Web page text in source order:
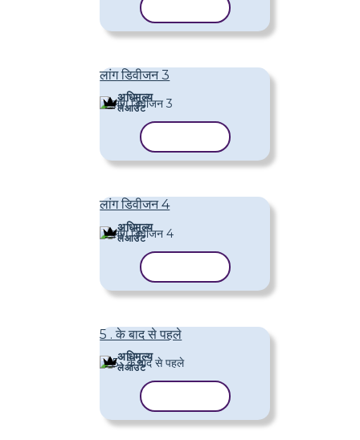
लांग डिवीजन 3
अधिमूल्य
लेआउट
लांग डिवीजन 4
अधिमूल्य
लेआउट
5 . के बाद से पहले
अधिमूल्य
लेआउट